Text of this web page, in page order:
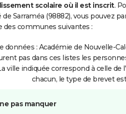
scolaire où il est inscrit.
Sarraméa (98882), vous pouvez
des communes suivantes :
données : Académie de Nouvelle-
pas dans ces listes les
ville indiquée correspond à celle
chacun, le type de brevet
pas manquer